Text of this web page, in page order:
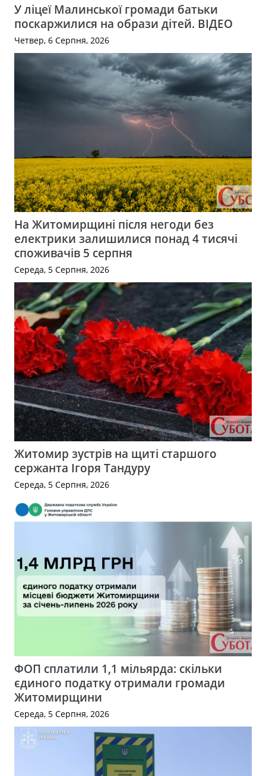
У ліцеї Малинської громади батьки
поскаржилися на образи дітей. ВІДЕО
Четвер, 6 Серпня, 2026
На Житомирщині після негоди без
електрики залишилися понад 4 тисячі
споживачів 5 серпня
Середа, 5 Серпня, 2026
Житомир зустрів на щиті старшого
сержанта Ігоря Тандуру
Середа, 5 Серпня, 2026
ФОП сплатили 1,1 мільярда: скільки
єдиного податку отримали громади
Житомирщини
Середа, 5 Серпня, 2026